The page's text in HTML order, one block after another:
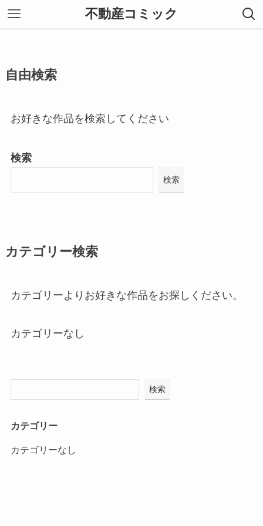
不動産コミック
自由検索
お好きな作品を検索してください
検索
検索
カテゴリー検索
カテゴリーよりお好きな作品をお探しください。
カテゴリーなし
検索
カテゴリー
カテゴリーなし